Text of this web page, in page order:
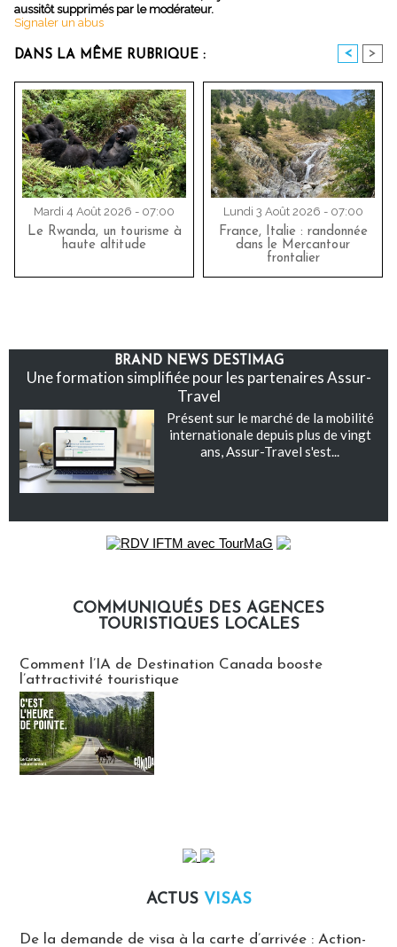
aussitôt supprimés par le modérateur.
Signaler un abus
DANS LA MÊME RUBRIQUE : < >
Mardi 4 Août 2026 - 07:00
Le Rwanda, un tourisme à
haute altitude
Lundi 3 Août 2026 - 07:00
France, Italie : randonnée
dans le Mercantour
frontalier
BRAND NEWS DESTIMAG
Une formation simplifiée pour les partenaires Assur-
Travel
Présent sur le marché de la mobilité
internationale depuis plus de vingt
ans, Assur-Travel s'est...
COMMUNIQUÉS DES AGENCES
TOURISTIQUES LOCALES
Comment l’IA de Destination Canada booste
l’attractivité touristique
ACTUS VISAS
De la demande de visa à la carte d’arrivée : Action-